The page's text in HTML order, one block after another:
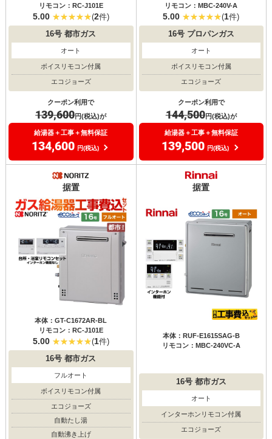
リモコン：RC-J101E
5.00 (2件)
16号 都市ガス
オート
ボイスリモコン付属
エコジョーズ
クーポン利用で
139,600円(税込)が
給湯器＋工事＋無料保証
134,600 円(税込)
リモコン：MBC-240V-A
5.00 (1件)
16号プロパンガス
オート
ボイスリモコン付属
エコジョーズ
クーポン利用で
144,500円(税込)が
給湯器＋工事＋無料保証
139,500 円(税込)
据置
本体：GT-C1672AR-BL
リモコン：RC-J101E
5.00 (1件)
16号 都市ガス
フルオート
ボイスリモコン付属
エコジョーズ
自動たし湯
自動沸き上げ
据置
本体：RUF-E1615SAG-B
リモコン：MBC-240VC-A
16号都市ガス
オート
インターホンリモコン付属
エコジョーズ